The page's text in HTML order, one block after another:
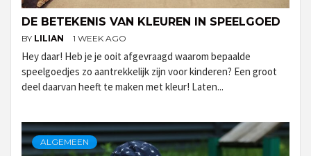
DE BETEKENIS VAN KLEUREN IN SPEELGOED
BY LILIAN 1 WEEK AGO
Hey daar! Heb je je ooit afgevraagd waarom bepaalde
speelgoedjes zo aantrekkelijk zijn voor kinderen? Een groot
deel daarvan heeft te maken met kleur! Laten...
ALGEMEEN